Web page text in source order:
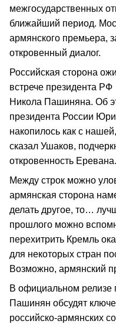
межгосударственных
ближайший период.
армянского премьера,
откровенный диалог.
Российская сторона
встрече президента
Никола Пашиняна. Об
президента России
накопилось как с
сказал Ушаков,
откровенность Еревана.
Между строк можно
армянская сторона
делать другое, то…
прошлого можно
перехитрить Кремль
для некоторых стран
Возможно, армянский
В официальном релизе
Пашинян обсудят
российско-армянских